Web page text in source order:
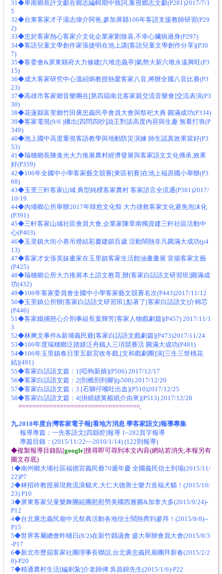
31◆卑南鄉長許文獻在鄉志編輯期中致詞,重視鄉志文獻(P281)2017/7/1
5
32◆台東客家才子湯志偉介阿爸,參加屏縣106年客語支援教師研習(P29
2)
33◆忠於客家熱心客家介文化企業家劉致喜,不幸心臟病過身(P297)
34◆客語兒童文學創作家張捷明在池上講[客語兒童文學創作分享](P30
7)
35◆客委會&屏東縣府大力修建[六堆忠義亭]氣勢大新六堆永遠興旺(P3
15)
36◆成大客家研究中心溫紹炳教授熱愛客家八音,將辦全國八音比賽(P3
23)
37◆高雄市客家鄉音樂團在[第四屆南北客家親交流音樂會]交流表演(P3
30)
38◆花蓮縣富里鄉竹田褒忠義民亭會員大會與祭祀大典 圓滿成功(P334)
39◆客家電視(9/6 )播出[四問四吵]詏王對談高度內容與生趣 無看打喪(P
349)
40◆池上國中高度重視客語教學與地動防災演練 師生認真效果當好(P3
53)
41◆瑞穗鄉長陳進光大力推展農村經濟發展與客家語文文化傳承,效果
好(P359)
42◆106年全國中小學客家藝文競賽[東區初賽]在池上福原國小舉辦(P3
68)
43◆玉里三軒客家山城 典型純樸客家農村 客家語言全流通(P381)2017/
10/19
44◆內埔鄉公所舉辦2017年韓愈文化祭 大力拯救客家文化避免泡沫化
(P391)
45◆三軒客家山城社區會員大會,企業家陳章南獨資建三軒社區活動中
心(P403)
46◆玉里鎮大街小巷吊燈結彩慶建鎮百歲 活動鬧熱非凡圓滿大成功(p4
13)
47◆客家才女張英妹畫家在玉里鎮客家生活館油畫畫展 宣揚客家文藝
(P425)
48◆瑞穗鄉公所大力推展本土語文教育,辦[客家白話語文研習班]圓滿成
功(432)
49◆106年客家委員會全國中小學客家藝文競賽名次(P443)2017/11/12
50◆玉里鎮公所辦[客家白話語文研習班],點著了[客家白話語文]介棉芯
(P446)
51◆客家鐵捕慈心介刑事組長葉輝芳[客家人物戲劇篇](P457) 2017/11/1
3
52◆林爽文事件&新埔義民爺[客家白話語文戲劇篇](P473)2017/11/24
53◆106年度瑞穗鄉泛踏嬉泛舟鐵人三項競賽活 圓滿大成功(P481)
54◆106年玉里鎮春日里五穀宮收冬戲,[文和戲劇團]演[三生三世桃花
結](491)
55◆客家白話語文篇：1[啞狗新娘](P506) 2017/12/17
56◆客家白話語文篇：2[剖樵剖到腳](p508) 2017/12/20
57◆客家白話語文篇：3.[石獅仔嘴吐出血](P510)2017/12/25
58◆客家白話語文篇：4[掛紙磧黃赮紙介由來](P513) 2017/12/28
===================================,
九.2018年度台灣客家電子報[看地方消息 學客家語文]報導專集
報導專篇：一先客語文[四縣腔]報導 1~282頁字報導
專篇目錄：(2015/11/22~~2010/1/14) (122則報導)
◆複製報導目錄貼[google]搜尋即可尋到本文內容(網站若消失,本報另有
圖文存底)
1◆南州鄉大埔社區福德宮義民爺70週年慶 全國義民信士到場(2015/11/
22)P7
2◆林招吟教授展現救流浪貓犬,大仁大德善士樂力造福犬貓！(2015/10/
23) P10
3◆屏東客家兒童樂舞團組團慰慰勞美國西雅圖&加拿大多(2015/9/24)-
P12
4◆台北褒忠義民廟中元祭典活動各地信士鬧熱齊到參拜！(2015/9/8)--
P15
5◆世界客屬總會昨晡日(8/2)在新竹縣議會 盛大舉辦會員大會(2015/8/3
-P17
6◆新北市歷屆客家社團理事長聯誼,台北褒忠義民廟團拜新春(2015/2/2
8)-P20
7◆精通農村生活[編刺紮]介老師傅 吳昌錦先生(2015/1/6)-P22